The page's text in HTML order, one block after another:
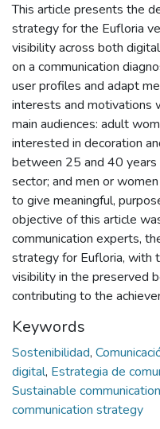
This article presents the
strategy for the Eufloria
visibility across both
on a communication
user profiles and adapt
interests and motivations
main audiences: adult
interested in decoration
between 25 and 40
sector; and men or
to give meaningful,
objective of this article
communication experts,
strategy for Eufloria, with
visibility in the preserved
contributing to the
Keywords
Sostenibilidad,
digital, Estrategia de
Sustainable
communication strategy